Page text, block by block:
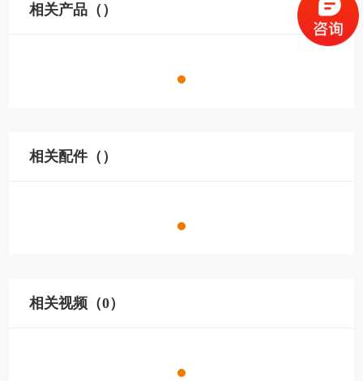
相关产品（）
相关配件（）
相关视频（0）